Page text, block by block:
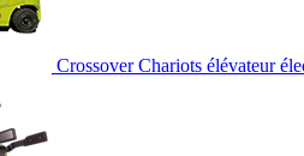
Crossover Chariots élévateur